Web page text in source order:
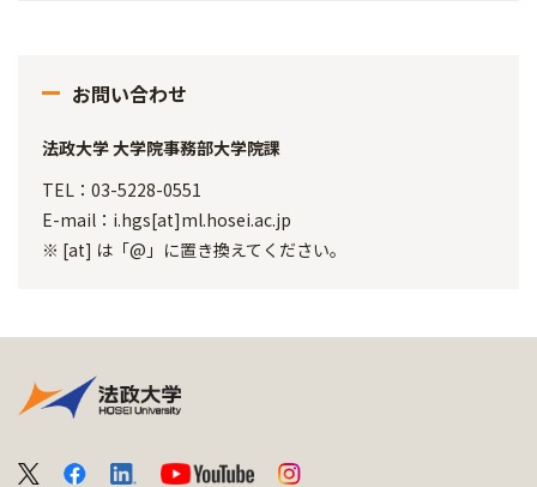
お問い合わせ
法政大学 大学院事務部大学院課
TEL：03-5228-0551
E-mail：i.hgs[at]ml.hosei.ac.jp
※ [at] は「@」に置き換えてください。